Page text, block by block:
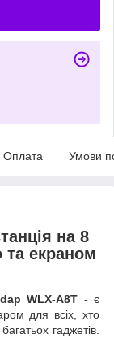
Оплата Умови
на 8
та екраном
WLX-A8T - є
для всіх, хто
гаджетів.